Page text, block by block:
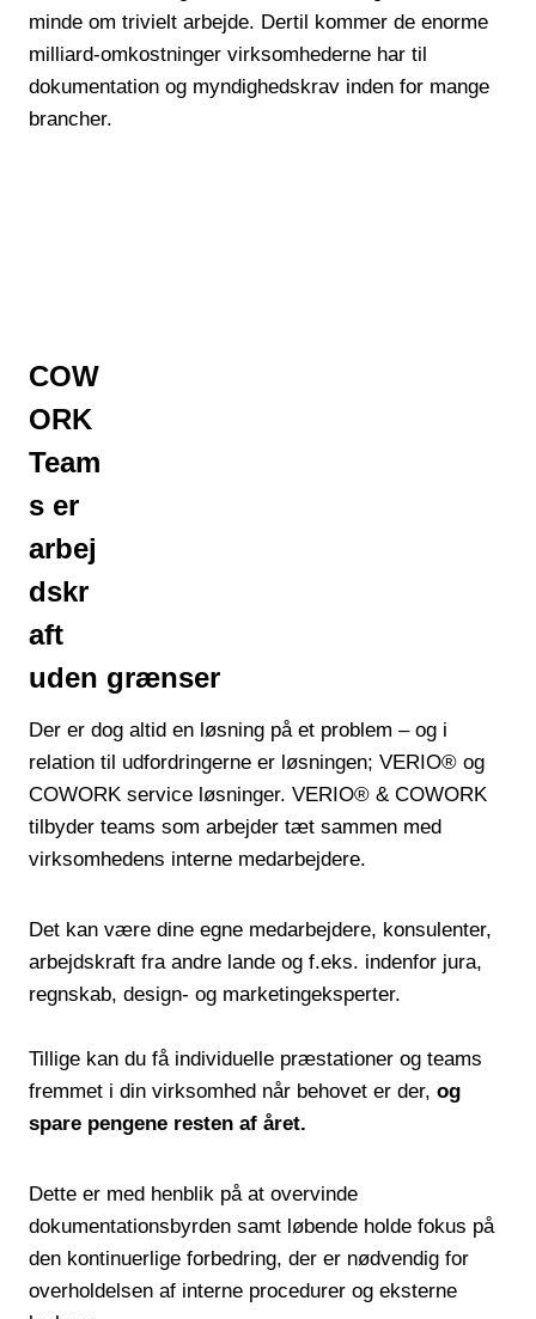
minde om trivielt arbejde. Dertil kommer de enorme
milliard-omkostninger virksomhederne har til
dokumentation og myndighedskrav inden for mange
brancher.
COW
ORK
Team
s er
arbej
dskr
aft
uden grænser
Der er dog altid en løsning på et problem – og i
relation til udfordringerne er løsningen; VERIO® og
COWORK service løsninger. VERIO® & COWORK
tilbyder teams som arbejder tæt sammen med
virksomhedens interne medarbejdere.
Det kan være dine egne medarbejdere, konsulenter,
arbejdskraft fra andre lande og f.eks. indenfor jura,
regnskab, design- og marketingeksperter.
Tillige kan du få individuelle præstationer og teams
fremmet i din virksomhed når behovet er der, og
spare pengene resten af året.
Dette er med henblik på at overvinde
dokumentationsbyrden samt løbende holde fokus på
den kontinuerlige forbedring, der er nødvendig for
overholdelsen af interne procedurer og eksterne